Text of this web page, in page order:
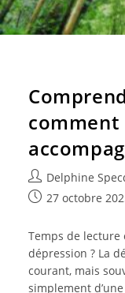
Delphine
27 octobre
Temps de lecture
dépression ? La
courant, mais
simplement